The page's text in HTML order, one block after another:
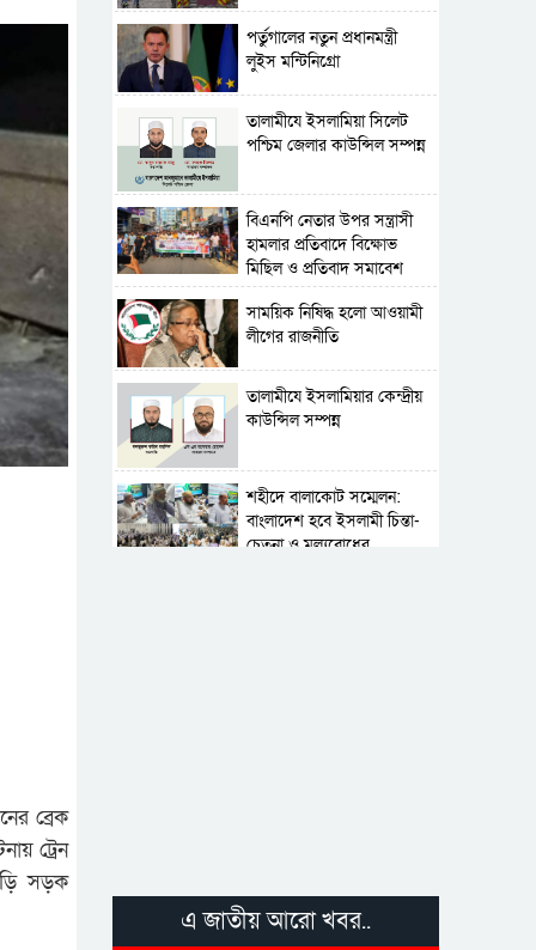
ব্রেক
ট্রেন
সড়ক
পর্তুগালের নতুন প্রধানমন্ত্রী
লুইস মন্টিনিগ্রো
‎তালামীযে ইসলামিয়া সিলেট
পশ্চিম জেলার কাউন্সিল সম্পন্ন
বিএনপি নেতার উপর সন্ত্রাসী
হামলার প্রতিবাদে বিক্ষোভ
মিছিল ও প্রতিবাদ সমাবেশ
সাময়িক নিষিদ্ধ হলো আওয়ামী
লীগের রাজনীতি
‎তালামীযে ইসলামিয়ার কেন্দ্রীয়
কাউন্সিল সম্পন্ন
শহীদে বালাকোট সম্মেলন:
বাংলাদেশ হবে ইসলামী চিন্তা-
চেতনা ও মূল্যবোধের
এ জাতীয় আরো খবর..